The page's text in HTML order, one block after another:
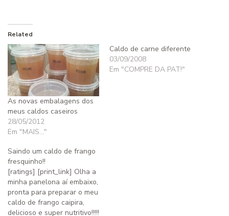
Related
As novas embalagens dos
meus caldos caseiros
28/05/2012
Em "MAIS..."
Caldo de carne diferente
03/09/2008
Em "COMPRE DA PAT!"
Saindo um caldo de frango
fresquinho!!
[ratings] [print_link] Olha a
minha panelona aí­ embaixo,
pronta para preparar o meu
caldo de frango caipira,
delicioso e super nutritivo!!!!!